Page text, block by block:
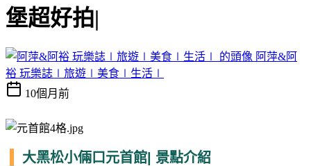
堡超好拍|
阿萍&阿
裕 玩樂誌∣旅遊∣美食∣生活∣
10個月前
大黑松小倆口元首館| 景點介紹